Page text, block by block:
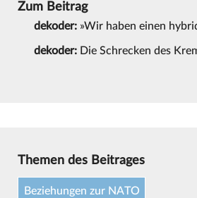
Zum Beitrag
dekoder: »Wir haben einen
dekoder: Die Schrecken des
Themen des Beitrages
Beziehungen zur NATO